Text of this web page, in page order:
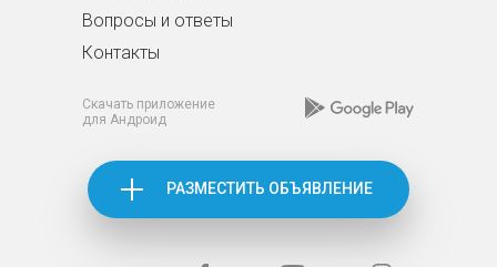
Вопросы и ответы
Контакты
Скачать приложение
для Андроид
РАЗМЕСТИТЬ ОБЪЯВЛЕНИЕ